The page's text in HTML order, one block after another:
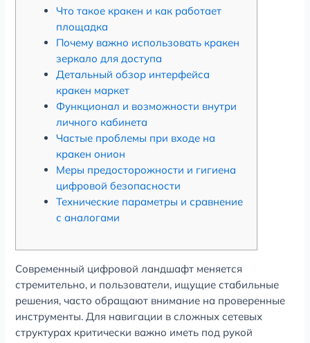
Что такое кракен и как работает
площадка
Почему важно использовать кракен
зеркало для доступа
Детальный обзор интерфейса
кракен маркет
Функционал и возможности внутри
личного кабинета
Частые проблемы при входе на
кракен онион
Меры предосторожности и гигиена
цифровой безопасности
Технические параметры и сравнение
с аналогами
Современный цифровой ландшафт меняется
стремительно, и пользователи, ищущие стабильные
решения, часто обращают внимание на проверенные
инструменты. Для навигации в сложных сетевых
структурах критически важно иметь под рукой